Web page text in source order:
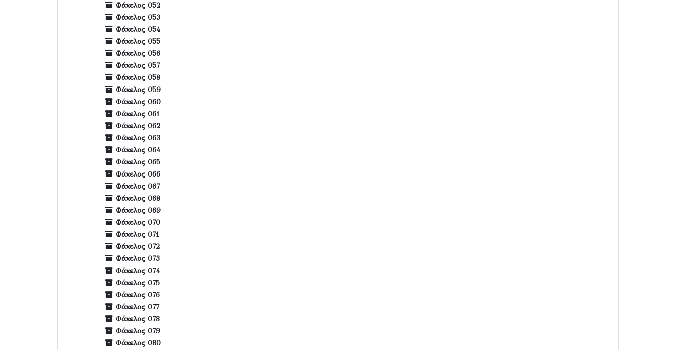
Φάκελος 052
Φάκελος 053
Φάκελος 054
Φάκελος 055
Φάκελος 056
Φάκελος 057
Φάκελος 058
Φάκελος 059
Φάκελος 060
Φάκελος 061
Φάκελος 062
Φάκελος 063
Φάκελος 064
Φάκελος 065
Φάκελος 066
Φάκελος 067
Φάκελος 068
Φάκελος 069
Φάκελος 070
Φάκελος 071
Φάκελος 072
Φάκελος 073
Φάκελος 074
Φάκελος 075
Φάκελος 076
Φάκελος 077
Φάκελος 078
Φάκελος 079
Φάκελος 080